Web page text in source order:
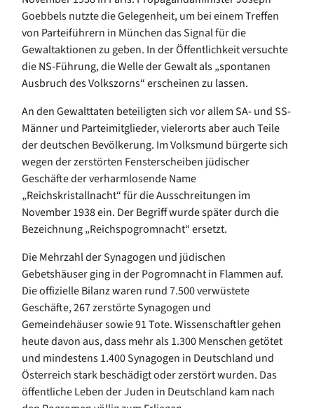
Goebbels nutzte die Gelegenheit, um bei einem Treffen
von Parteiführern in München das Signal für die
Gewaltaktionen zu geben. In der Öffentlichkeit versuchte
die NS-Führung, die Welle der Gewalt als „spontanen
Ausbruch des Volkszorns“ erscheinen zu lassen.
An den Gewalttaten beteiligten sich vor allem SA- und SS-
Männer und Parteimitglieder, vielerorts aber auch Teile
der deutschen Bevölkerung. Im Volksmund bürgerte sich
wegen der zerstörten Fensterscheiben jüdischer
Geschäfte der verharmlosende Name
„Reichskristallnacht“ für die Ausschreitungen im
November 1938 ein. Der Begriff wurde später durch die
Bezeichnung „Reichspogromnacht“ ersetzt.
Die Mehrzahl der Synagogen und jüdischen
Gebetshäuser ging in der Pogromnacht in Flammen auf.
Die offizielle Bilanz waren rund 7.500 verwüstete
Geschäfte, 267 zerstörte Synagogen und
Gemeindehäuser sowie 91 Tote. Wissenschaftler gehen
heute davon aus, dass mehr als 1.300 Menschen getötet
und mindestens 1.400 Synagogen in Deutschland und
Österreich stark beschädigt oder zerstört wurden. Das
öffentliche Leben der Juden in Deutschland kam nach